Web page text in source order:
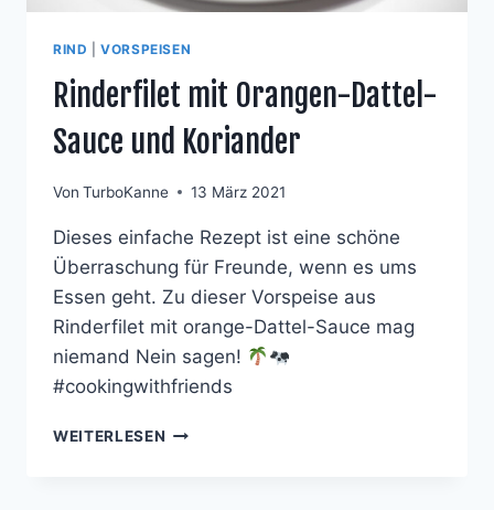
RIND |VORSPEISEN
Rinderfilet mit Orangen-Dattel-
Sauce und Koriander
Von TurboKanne 13 März 2021
Dieses einfache Rezept ist eine schöne
Überraschung für Freunde, wenn es ums
Essen geht. Zu dieser Vorspeise aus
Rinderfilet mit orange-Dattel-Sauce mag
niemand Nein sagen!
#cookingwithfriends
WEITERLESEN RINDERFILET